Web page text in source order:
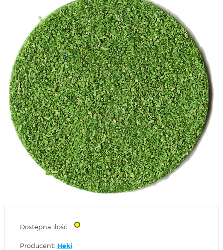
Dostępna ilość:
Producent: Heki